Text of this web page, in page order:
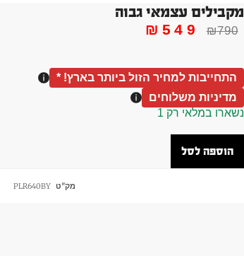
מקבילים עצמאי גבוה
₪790
₪ 549
התחייבות למחיר הזול ביותר בארץ! *
מדיניות משלוחים
נשארו במלאי רק 1
הוספה לסל
מק"ט PLR640BY